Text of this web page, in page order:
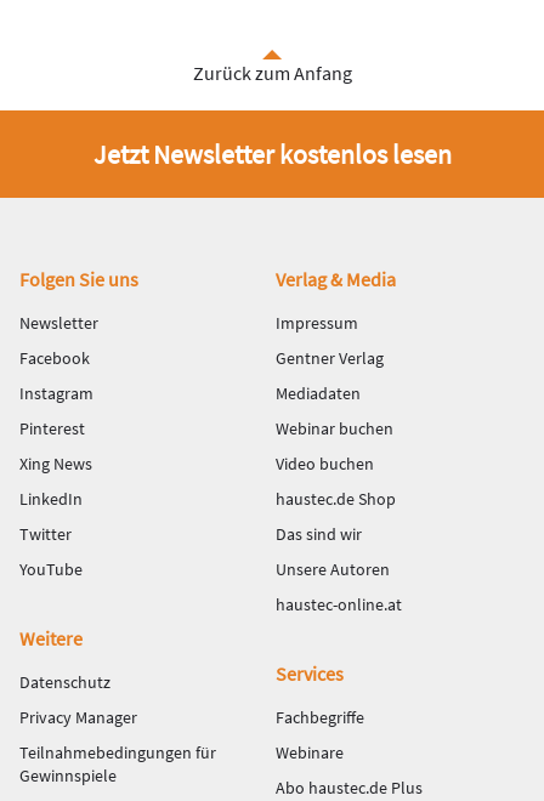
Zurück zum Anfang
Jetzt Newsletter kostenlos lesen
Fußbereich
Folgen Sie uns
Newsletter
Facebook
Instagram
Pinterest
Xing News
LinkedIn
Twitter
YouTube
Verlag & Media
Impressum
Gentner Verlag
Mediadaten
Webinar buchen
Video buchen
haustec.de Shop
Das sind wir
Unsere Autoren
haustec-online.at
Weitere
Datenschutz
Privacy Manager
Teilnahmebedingungen für
Gewinnspiele
Services
Fachbegriffe
Webinare
Abo haustec.de Plus